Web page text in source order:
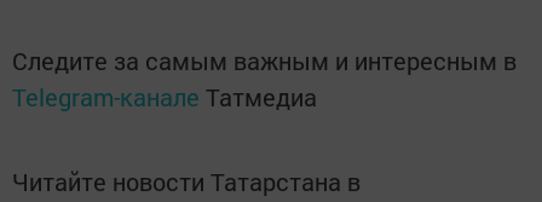
Следите за самым важным и интересным в
Telegram-канале Татмедиа
Читайте новости Татарстана в